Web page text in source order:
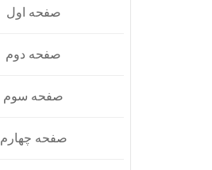
صفحه اول
صفحه دوم
صفحه سوم
صفحه چهارم